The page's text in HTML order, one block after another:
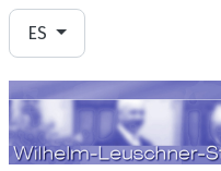
Seleccione su idioma
ES